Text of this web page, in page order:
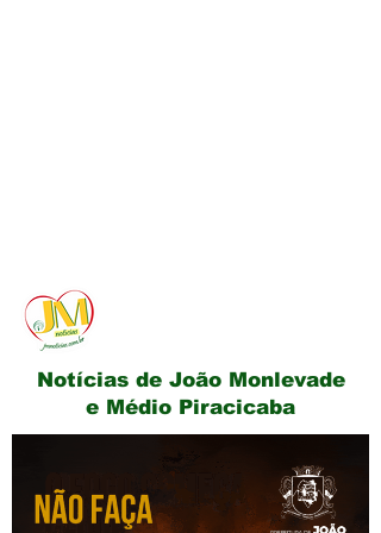
Notícias de João Monlevade
e Médio Piracicaba